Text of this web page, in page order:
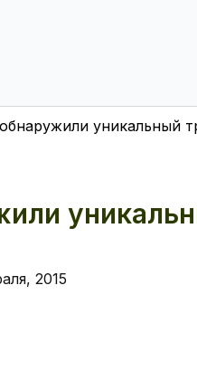
уникальный
2015